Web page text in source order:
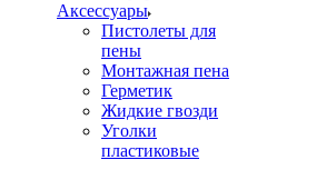
Аксессуары
Пистолеты для
пены
Монтажная пена
Герметик
Жидкие гвозди
Уголки
пластиковые